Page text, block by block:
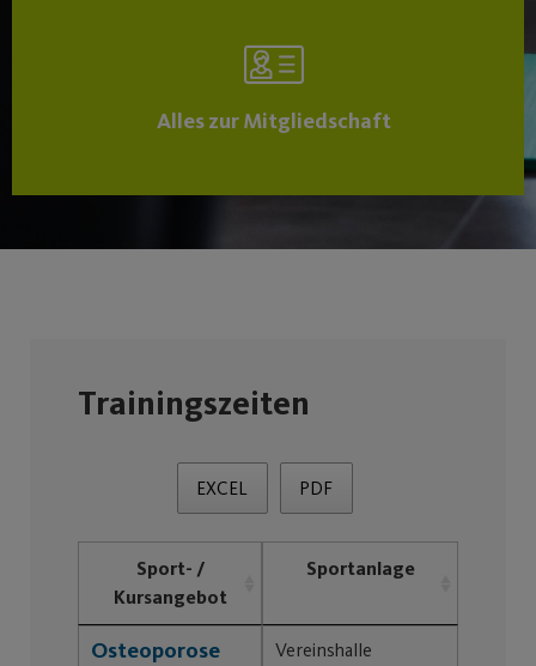
Alles zur Mitgliedschaft
Trainingszeiten
EXCEL PDF
Sport- /
Kursangebot
Sportanlage
Osteoporose
Vereinshalle